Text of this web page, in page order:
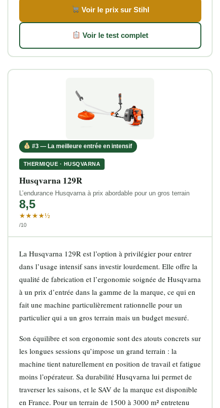
Voir le prix sur Stihl
Voir le test complet
#3 — La meilleure entrée en intensif
THERMIQUE · HUSQVARNA
Husqvarna 129R
L’endurance Husqvarna à prix abordable pour un gros terrain
8,5
★★★★½
/10
La Husqvarna 129R est l’option à privilégier pour entrer
dans l’usage intensif sans investir lourdement. Elle offre la
qualité de fabrication et l’ergonomie soignée de Husqvarna
à un prix d’entrée dans la gamme de la marque, ce qui en
fait une machine particulièrement rationnelle pour un
particulier qui a un gros terrain mais un budget mesuré.
Son équilibre et son ergonomie sont des atouts concrets sur
les longues sessions qu’impose un grand terrain : la
machine tient naturellement en position de travail et fatigue
moins l’opérateur. Sa durabilité Husqvarna lui permet de
traverser les saisons, et le SAV de la marque est disponible
en France. Pour un terrain de 1500 à 3000 m² entretenu